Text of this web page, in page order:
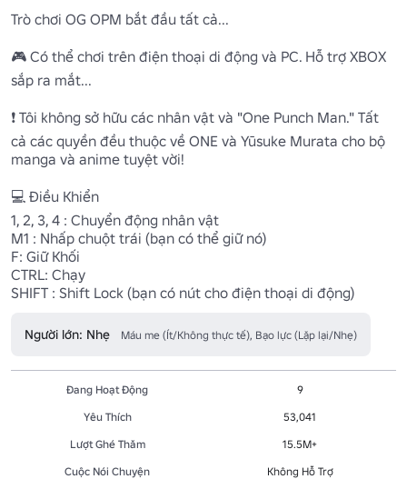
Trò chơi OG OPM bắt đầu tất cả...
🎮 Có thể chơi trên điện thoại di động và PC. Hỗ trợ XBOX
sắp ra mắt...
❗ Tôi không sở hữu các nhân vật và "One Punch Man." Tất
cả các quyền đều thuộc về ONE và Yūsuke Murata cho bộ
manga và anime tuyệt vời!
💻 Điều Khiển
1, 2, 3, 4 : Chuyển động nhân vật
M1 : Nhấp chuột trái (bạn có thể giữ nó)
F: Giữ Khối
CTRL: Chạy
SHIFT : Shift Lock (bạn có nút cho điện thoại di động)
Người lớn: Nhẹ Máu me (Ít/Không thực tế), Bạo lực (Lặp lại/Nhẹ)
Đang Hoạt Động
9
Yêu Thích
53,041
Lượt Ghé Thăm
15.5M+
Cuộc Nói Chuyện
Không Hỗ Trợ